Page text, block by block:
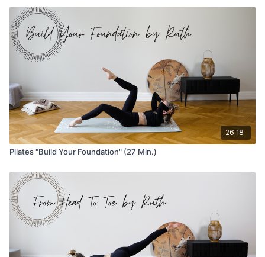
26:18
Pilates "Build Your Foundation" (27 Min.)